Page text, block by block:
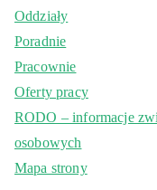
Oddziały
Poradnie
Pracownie
Oferty pracy
RODO – informacje
osobowych
Mapa strony